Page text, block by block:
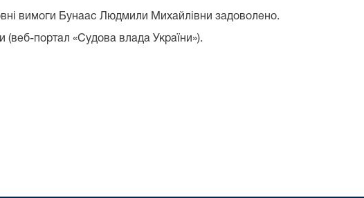
вимоги Бунаас Людмили Михайлівни задоволено.
(веб-портал «Судова влада України»).